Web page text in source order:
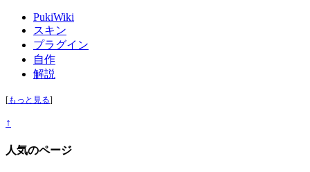
PukiWiki
スキン
プラグイン
自作
解説
[もっと見る]
↑
人気のページ